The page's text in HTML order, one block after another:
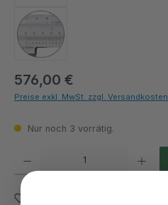
576,00 €
Preise exkl. MwSt. zzgl. Versandkosten
Nur noch 3 vorrätig.